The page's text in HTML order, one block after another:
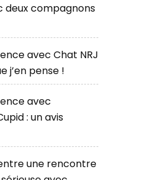
deux compagnons
avec Chat NRJ
j’en pense !
avec
: un avis
une rencontre